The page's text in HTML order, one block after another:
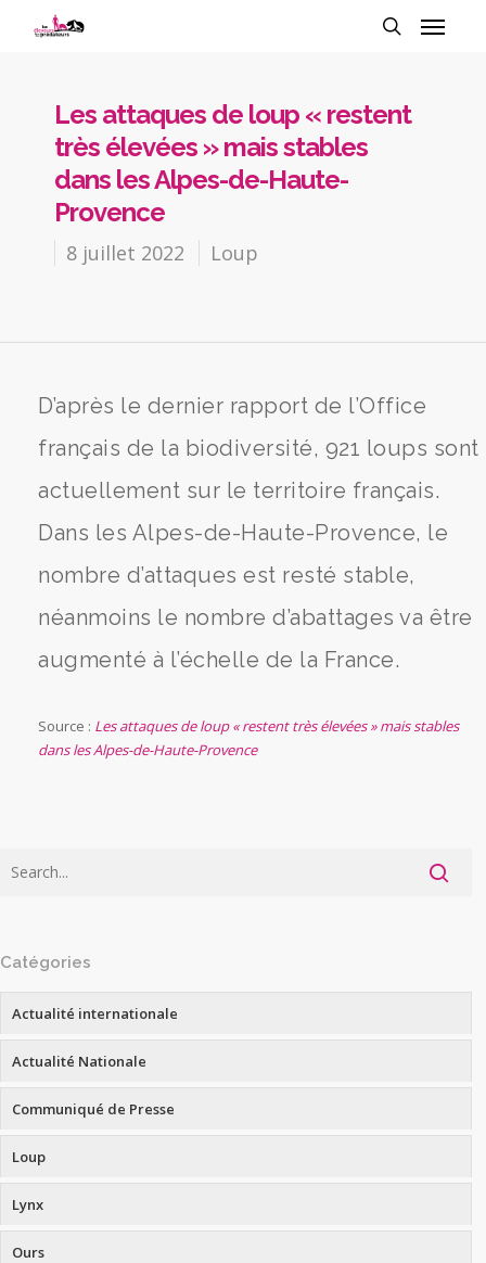
Les attaques de loup « restent
très élevées » mais stables
dans les Alpes-de-Haute-
Provence
8 juillet 2022 Loup
D’après le dernier rapport de l’Office
français de la biodiversité, 921 loups sont
actuellement sur le territoire français.
Dans les Alpes-de-Haute-Provence, le
nombre d’attaques est resté stable,
néanmoins le nombre d’abattages va être
augmenté à l’échelle de la France.
Source : Les attaques de loup « restent très élevées » mais stables
dans les Alpes-de-Haute-Provence
Catégories
Actualité internationale
Actualité Nationale
Communiqué de Presse
Loup
Lynx
Ours